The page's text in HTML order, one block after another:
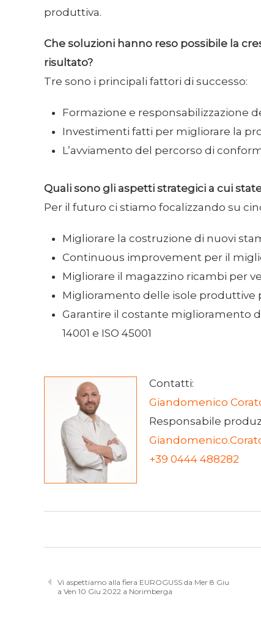
produttiva.
Che soluzioni hanno reso possibile la
risultato?
Tre sono i principali fattori di successo:
Formazione e responsabilizzazione
Investimenti fatti per migliorare la
L’avviamento del percorso di
Quali sono gli aspetti strategici a cui
Per il futuro ci stiamo focalizzando su
Migliorare la costruzione di nuovi
Continuous improvement per il
Migliorare il magazzino ricambi per
Miglioramento delle isole
Garantire il costante miglioramento
14001 e ISO 45001
Contatti:
Giandomenico
Responsabile
+39 0444 488282
Vi aspettiamo alla fiera EUROGUSS da Mer 8 Giu
a Ven 10 Giu 2022 a Norimberga